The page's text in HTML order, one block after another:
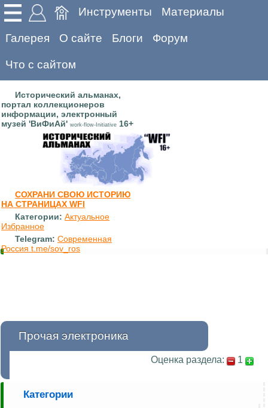
Инструменты Материалы
Галерея О сайте Блоги Форум
Что с сайтом
Исторический альманах,
портал коллекционеров
информации, электронный
музей 'ВиФиАй' work-flow-Initiative 16+
СОХРАНИ СВОЮ ИСТОРИЮ
НА СТРАНИЦАХ WFI
Категории: Актуальное
Избранное
Telegram: Современная
Россия t.me/sov_ros
Прочая электроника
Оценка раздела: 1
Категории